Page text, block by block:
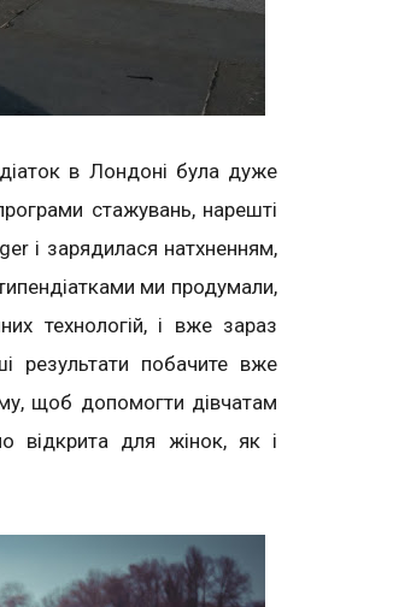
в Лондоні була дуже
стажувань, нарешті
і зарядилася натхненням,
ми продумали,
технологій, і вже зараз
результати побачите вже
щоб допомогти дівчатам
відкрита для жінок, як і